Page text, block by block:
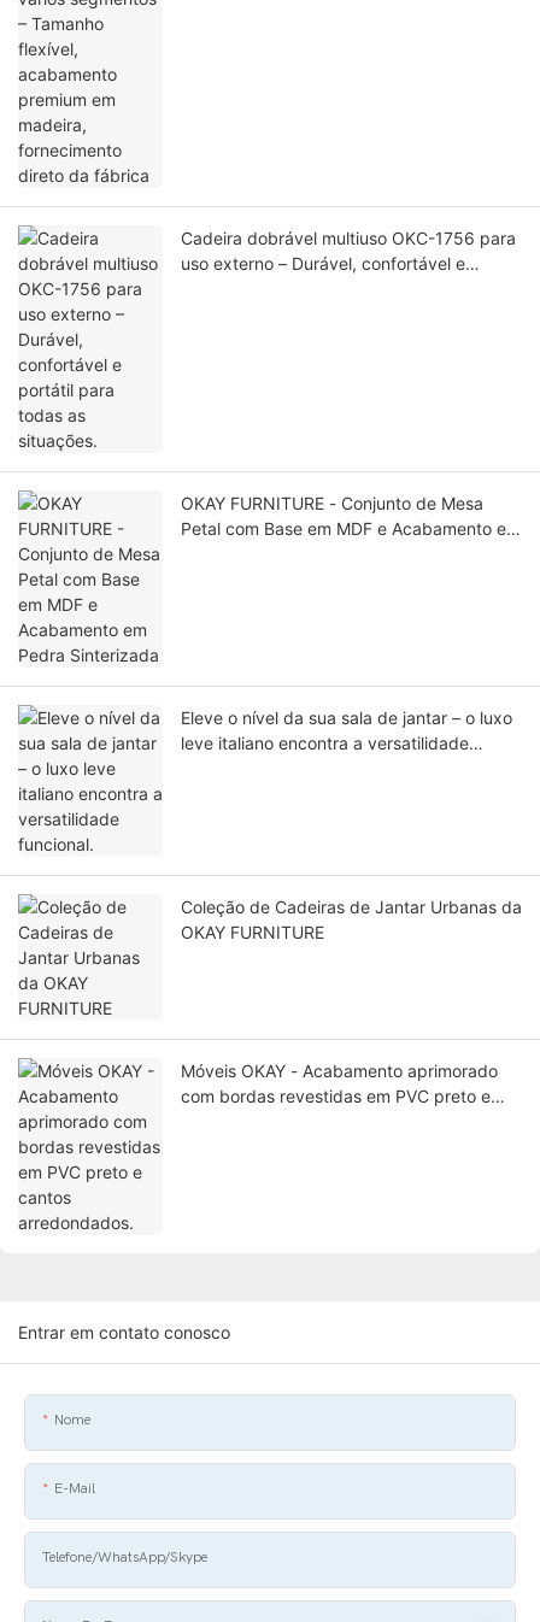
Cadeira dobrável multiuso OKC-1756 para
uso externo – Durável, confortável e
OKAY FURNITURE - Conjunto de Mesa
Petal com Base em MDF e Acabamento em
Eleve o nível da sua sala de jantar – o luxo
leve italiano encontra a versatilidade
Coleção de Cadeiras de Jantar Urbanas da
OKAY FURNITURE
Móveis OKAY - Acabamento aprimorado
com bordas revestidas em PVC preto e
Entrar em contato conosco
Nome
E-Mail
Telefone/WhatsApp/Skype